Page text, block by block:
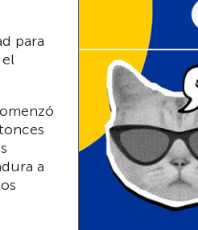
para
a